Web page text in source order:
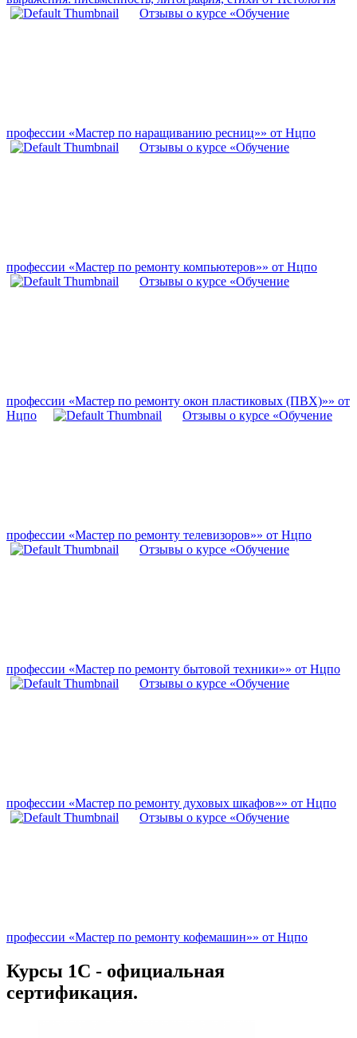
Отзывы о курсе «Обучение
профессии «Мастер по наращиванию ресниц»» от Нцпо
Отзывы о курсе «Обучение
профессии «Мастер по ремонту компьютеров»» от Нцпо
Отзывы о курсе «Обучение
профессии «Мастер по ремонту окон пластиковых (ПВХ)»» от
Нцпо
Отзывы о курсе «Обучение
профессии «Мастер по ремонту телевизоров»» от Нцпо
Отзывы о курсе «Обучение
профессии «Мастер по ремонту бытовой техники»» от Нцпо
Отзывы о курсе «Обучение
профессии «Мастер по ремонту духовых шкафов»» от Нцпо
Отзывы о курсе «Обучение
профессии «Мастер по ремонту кофемашин»» от Нцпо
Курсы 1С - официальная
сертификация.